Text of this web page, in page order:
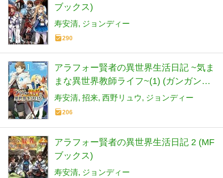
ブックス)
寿安清 ジョンディー
290
アラフォー賢者の異世界生活日記 ~気ま
まな異世界教師ライフ~(1) (ガンガンコ
ミックスUP!)
寿安清 招来 西野リュウ ジョンディー
206
アラフォー賢者の異世界生活日記 2 (MF
ブックス)
寿安清 ジョンディー